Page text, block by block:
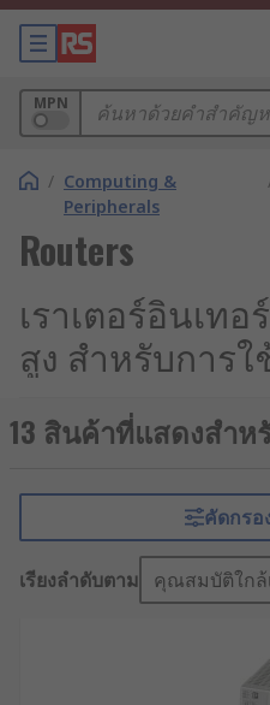
MPN
/ Computing &
Peripherals
Routers
เราเตอร์อินเท
สูง สำหรับการ
อุตสาหกรรม
และการสื่อสารแบบเครื่องสู่เ
Communication) กลายเป็นหั
งานภาคอุตสาหกรรม ระบบเ
เสถียร ปลอดภัย และพร้อมใช้ง
อินเทอร์เน็ต (Internet
แวดล้อมที่ต่างกัน ความต้องก
ความสำคัญของข้อมูลที่ไหลเ
13 สินค้าที่แสดงสำห
คัดกรอ
เรียงลำดับตาม คุณสมบัติใกล้